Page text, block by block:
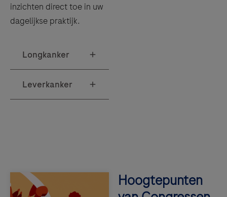
inzichten direct toe in uw
dagelijkse praktijk.
Hoogtepunten